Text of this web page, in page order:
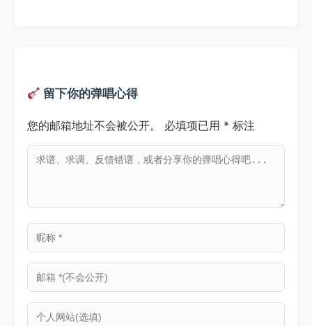
留下你的弹唱心得
您的邮箱地址不会被公开。 必填项已用 * 标注